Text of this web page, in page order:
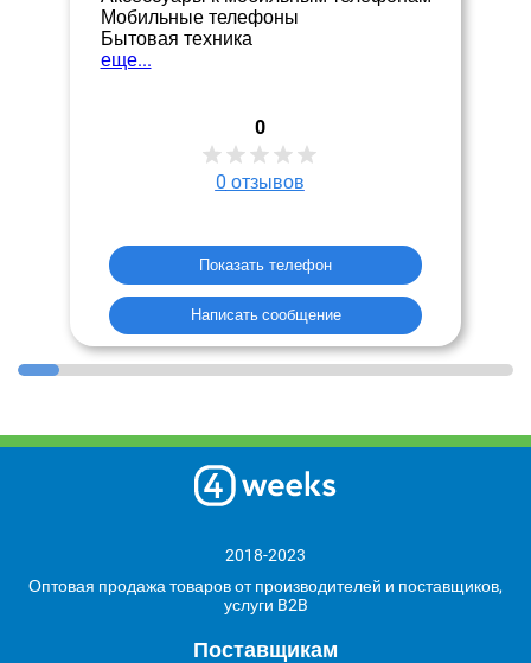
Мобильные телефоны
Бытовая техника
еще...
0
0 отзывов
Показать телефон
Написать сообщение
2018-2023
Оптовая продажа товаров от производителей и поставщиков,
услуги B2B
Поставщикам